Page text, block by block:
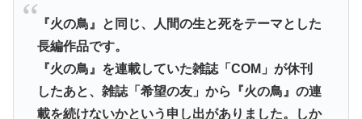
『火の鳥』と同じ、人間の生と死をテーマとした
長編作品です。
『火の鳥』を連載していた雑誌「COM」が休刊
したあと、雑誌「希望の友」から『火の鳥』の連
載を続けないかという申し出がありました。しか